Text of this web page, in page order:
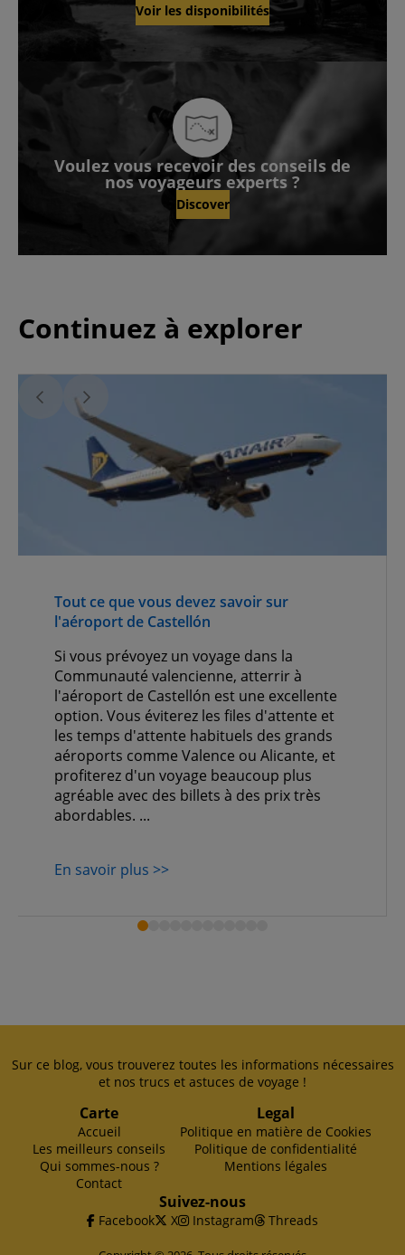
Voir les disponibilités
Voulez vous recevoir des conseils de
nos voyageurs experts ?
Discover
Continuez à explorer
Tout ce que vous devez savoir sur
l'aéroport de Castellón
Si vous prévoyez un voyage dans la
Communauté valencienne, atterrir à
l'aéroport de Castellón est une excellente
option. Vous éviterez les files d'attente et
les temps d'attente habituels des grands
aéroports comme Valence ou Alicante, et
profiterez d'un voyage beaucoup plus
agréable avec des billets à des prix très
abordables. ...
En savoir plus >>
Sur ce blog, vous trouverez toutes les informations nécessaires
et nos trucs et astuces de voyage !
Carte
Accueil
Les meilleurs conseils
Qui sommes-nous ?
Contact
Legal
Politique en matière de Cookies
Politique de confidentialité
Mentions légales
Suivez-nous
Facebook X Instagram Threads